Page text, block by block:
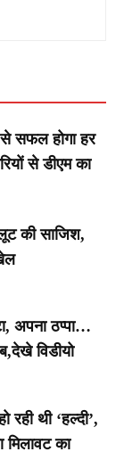
सफल होगा हर
से डीएम का
की साजिश,
अपना ठप्पा…
विडीयो
थी ‘हल्दी’,
का